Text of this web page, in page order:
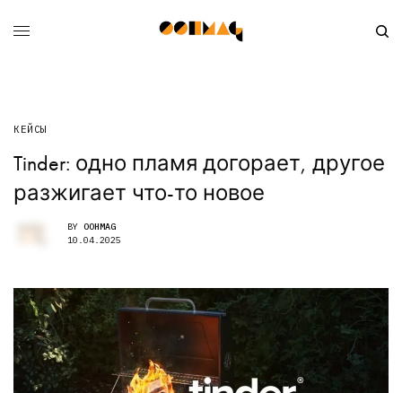
КЕЙСЫ
Tinder: одно пламя догорает, другое
разжигает что-то новое
BY OOHMAG
10.04.2025